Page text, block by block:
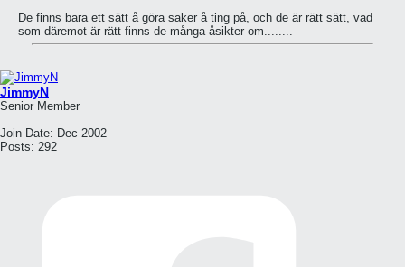
De finns bara ett sätt å göra saker å ting på, och de är rätt sätt, vad
som däremot är rätt finns de många åsikter om........
JimmyN
Senior Member
Join Date: Dec 2002
Posts: 292